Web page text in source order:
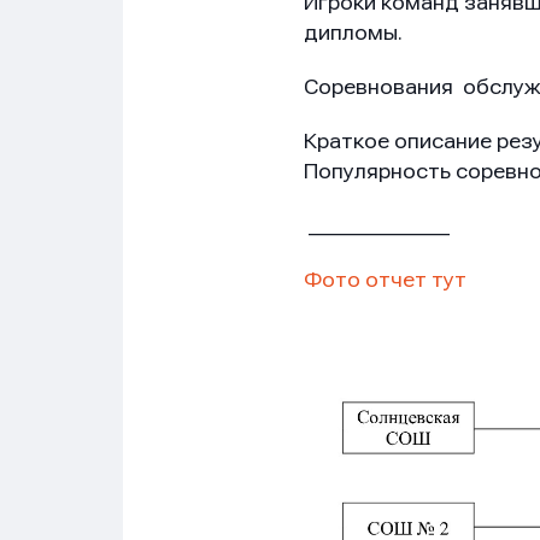
дипломы.
Соревнования
Краткое описание
Популярность
_____________
Фото отчет тут